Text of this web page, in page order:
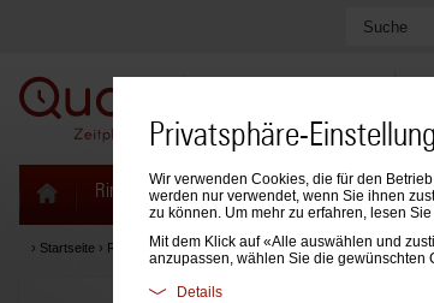
Privatsphäre-
Wir verwenden Cookies, die für den
werden nur verwendet, wenn Sie ihnen
zu können. Um mehr zu erfahren, lesen
Mit dem Klick auf «Alle auswählen und
anzupassen, wählen Sie die gewünschten
Details
Suche
Ringbücher & Zeitplaner Kalendarien
› Startseite› Ringbücher & Zeitplaner›Ringbücher & Zeitplaner›